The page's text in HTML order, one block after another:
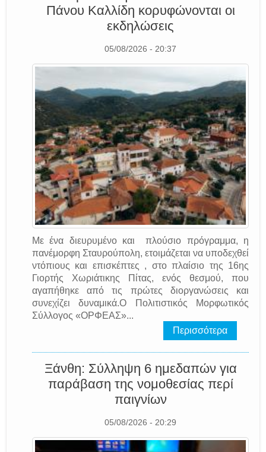
Πάνου Καλλίδη κορυφώνονται οι
εκδηλώσεις
05/08/2026 - 20:37
Με ένα διευρυμένο και πλούσιο πρόγραμμα, η
πανέμορφη Σταυρούπολη, ετοιμάζεται να υποδεχθεί
ντόπιους και επισκέπτες , στο πλαίσιο της 16ης
Γιορτής Χωριάτικης Πίτας, ενός θεσμού, που
αγαπήθηκε από τις πρώτες διοργανώσεις και
συνεχίζει δυναμικά.Ο Πολιτιστικός Μορφωτικός
Σύλλογος «ΟΡΦΕΑΣ»...
Περισσότερα
Ξάνθη: Σύλληψη 6 ημεδαπών για
παράβαση της νομοθεσίας περί
παιγνίων
05/08/2026 - 20:29